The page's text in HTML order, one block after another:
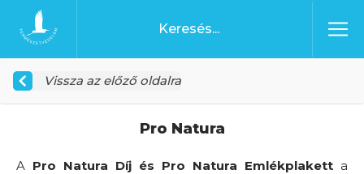
Ugrás a tartalomhoz
Főoldal
Vissza az előző oldalra
Pro Natura
A Pro Natura Díj és Pro Natura Emlékplakett a